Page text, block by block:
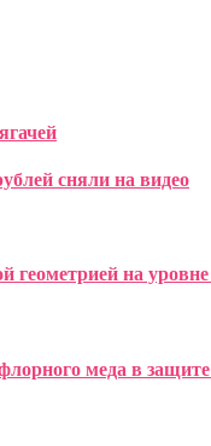
сняли на видео
геометрией на
меда в